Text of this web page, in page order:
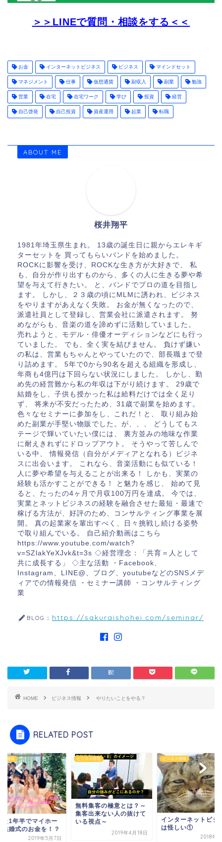
＞＞LINEで質問・相談をする＜＜
お金 インターネットビジネス ビジネス マインドセット
マネジメント 仕事 仮想通貨 副収入 副業 勉強
営業 在宅 在宅ワーク 学び 投資 経営
自己啓発 自己投資 資産運用 起業 転職
ABOUT ME
桜井翔平
1981年埼玉県生まれ。 13歳の誕生日に親からエレキギ
ターセットを 買ってもらいバンドを始めました。
ROCKに影響を受け、ROCKな生き方が大好きで、 私
も、自分が作り出すものから、多くの人に生きる夢や希
望を与えて行きたい。 と、バンドでプロの道を目指し
ます。 しかし、２３歳の頃にMLMに誘われ、ビジネス
をやりますがあえなく失敗。 お金が無くなったので、
派遣社員として登録し、営業会社に派遣されます。 努
めながらも、音楽の道を諦めずに活動していました。
売れようと、モデル・俳優オーディションなどにも行っ
ていました。 でも、全く実を結びません。 負けず嫌い
の私は、営業もちゃんとやっていたので、部長職まで登
り詰めます。 5年で0から90名を超える組織を形成し、
年商も4億円は下回らない状況にしました。 しかし、勤
め先の経営難から私の年収は下がり続けます。 29歳で
結婚をし、子供も授かった私は給料だけでは全く足り
ず、 将来が不安だったため、31歳で副業を始めます。
色々なセミナーに参加をし、これだ！と、 取り組み始
めた副業が手堅い物販でした。が、、、 どうしてもス
テージで輝いていたい僕には、 裏方並みの地味な作業
に耐えきれずにドロップアウト。 そうやって苦しんで
いる中、 情報発信（自分がメディアとなれる）ビジネ
スに出会います。 これなら、音楽活動にも似ている！
人に夢や希望を与えることが出来る！ しかも、実業の
経験も活かすことができる！ と魅力を感じ、 始めて見
ると、たったの4ヶ月で月収100万円を達成。 今では、
実業とネットビジネスの経験を融合させた最短・最速で
稼げる方法が、好評のため、コンサルティング事業を展
開。 真の起業家を輩出すべく、日々挑戦し続ける姿勢
で取り組んでいる。 自己紹介動画はこちら
https://www.youtube.com/watch?
v=SZlakYeXJvk&t=3s ◇経営理念：「共育＝人として
共に成長する」 ◇主な活動 ・Facebook、
Instagram、LINE@、ブログ、youtubeなどのSNSメデ
ィアでの情報発信 ・セミナー講師 ・コンサルティング
業
BLOG： https://sakuraishohei.com/seminar/
HOME ビジネス情報 やりたいことをやる？
RELATED POST
ス情報
た1年半でマイホー
結婚式のお金を！？
2019年5月7日
ビジネス情報
無料集客の極意とは？～
集客出来ない人の抜けて
いる視点～
2019年4月18日
ビジネス情報
インターネットビジ
は怪しい①
2018年7